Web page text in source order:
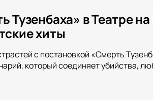
Тузенбаха» в Театре
хиты
с постановкой «Смерть
который соединяет убийства,